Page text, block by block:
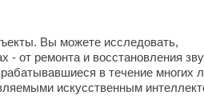
Вы можете исследовать,
- от ремонта и восстановления
в течение многих
искусственным